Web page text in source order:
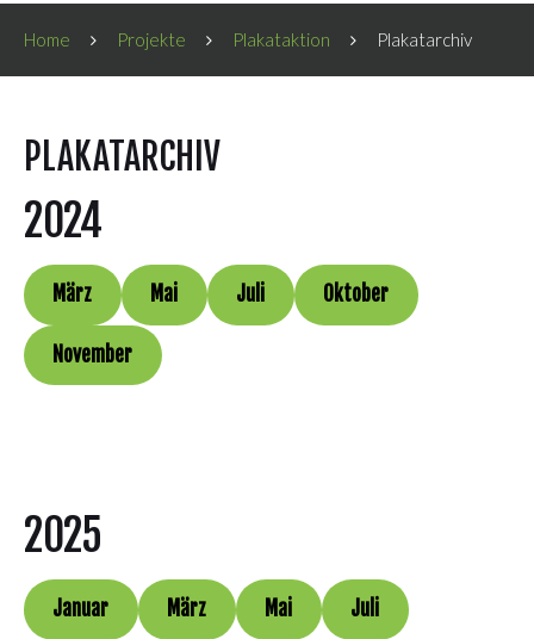
Home Projekte Plakataktion Plakatarchiv
PLAKATARCHIV
2024
März Mai Juli Oktober
November
2025
Januar März Mai Juli